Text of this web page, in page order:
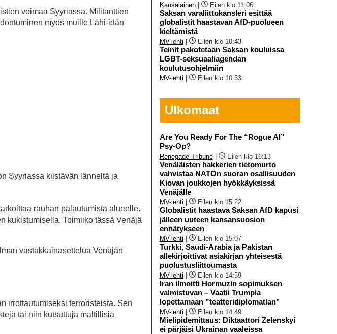
voimaa Syyriassa. Militanttien
myös muille Lähi-idän
Syyriassa kiistävän länneltä ja
rauhan palautumista alueelle.
kukistumisella. Toimiiko tässä Venäjä
vastakkainasettelua Venäjän
irrottautumiseksi terroristeista. Sen
tai niin kutsuttuja maltillisia
Kansalainen| Eilen klo 11:06
Saksan varaliittokansleri esittää
globalistit haastavan AfD-puolueen
kieltämistä
MV-lehti Eilen klo 10:43
Teinit pakotetaan Saksan kouluissa
LGBT-seksuaaliagendan
koulutusohjelmiin
MV-lehti Eilen klo 10:33
Ulkomaat
Are You Ready For The “Rogue AI”
Psy-Op?
Renegade Tribune| Eilen klo 16:13
Venäläisten hakkerien tietomurto
vahvistaa NATOn suoran osallisuuden
Kiovan joukkojen hyökkäyksissä
Venäjälle
MV-lehti Eilen klo 15:22
Globalistit haastava Saksan AfD kapusi
jälleen uuteen kansansuosion
ennätykseen
MV-lehti Eilen klo 15:07
Turkki, Saudi-Arabia ja Pakistan
allekirjoittivat asiakirjan yhteisestä
puolustusliittoumasta
MV-lehti Eilen klo 14:59
Iran ilmoitti Hormuzin sopimuksen
valmistuvan – Vaatii Trumpia
lopettamaan ”teatteridiplomatian”
MV-lehti Eilen klo 14:49
Mielipidemittaus: Diktaattori Zelenskyi
ei pärjäisi Ukrainan vaaleissa